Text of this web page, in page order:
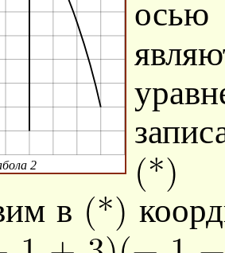
2
осью
(*)
в (*)